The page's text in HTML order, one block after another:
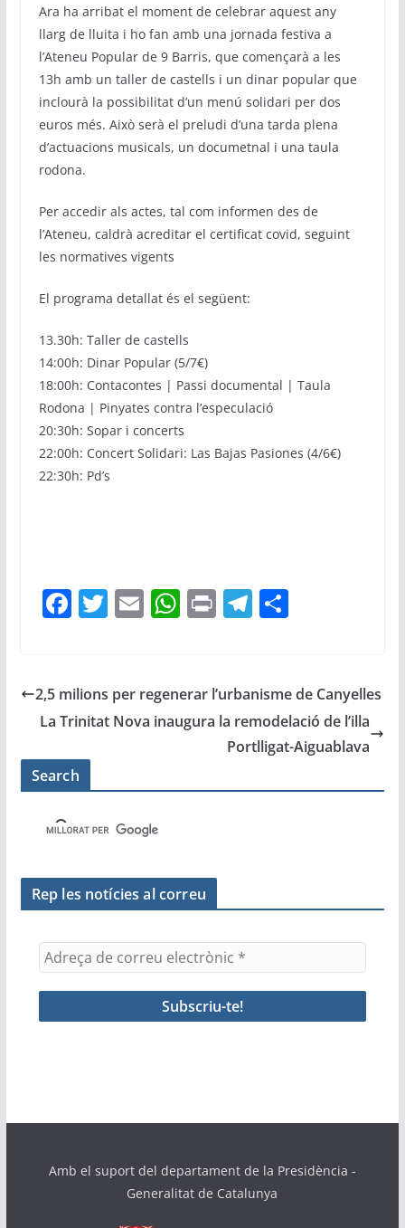
Ara ha arribat el moment de celebrar aquest any
llarg de lluita i ho fan amb una jornada festiva a
l’Ateneu Popular de 9 Barris, que començarà a les
13h amb un taller de castells i un dinar popular que
inclourà la possibilitat d’un menú solidari per dos
euros més. Això serà el preludi d’una tarda plena
d’actuacions musicals, un documetnal i una taula
rodona.
Per accedir als actes, tal com informen des de
l’Ateneu, caldrà acreditar el certificat covid, seguint
les normatives vigents
El programa detallat és el següent:
13.30h: Taller de castells
14:00h: Dinar Popular (5/7€)
18:00h: Contacontes | Passi documental | Taula
Rodona | Pinyates contra l’especulació
20:30h: Sopar i concerts
22:00h: Concert Solidari: Las Bajas Pasiones (4/6€)
22:30h: Pd’s
F
e
b
o
T
er
E
l
W
s
A
PrT
gr
a
m
C
p
ar
te
2,5 milions per regenerar l’urbanisme de Canyelles
La Trinitat Nova inaugura la remodelació de l’illa
Portlligat-Aiguablava
Search
Rep les notícies al correu
Amb el suport del departament de la Presidència -
Generalitat de Catalunya